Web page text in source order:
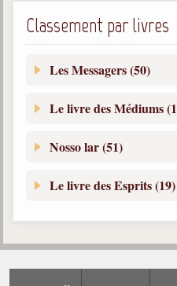
Classement par livres
Les Messagers (50)
Le livre des Médiums
Nosso lar (51)
Le livre des Esprits (19)